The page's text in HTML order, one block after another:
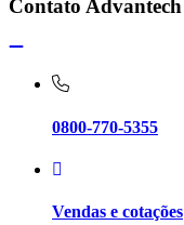
Contato Advantech
0800-770-5355
Vendas e cotações